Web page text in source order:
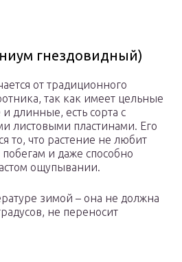
гнездовидный)
от традиционного
так как имеет цельные
длинные, есть сорта с
листовыми пластинами. Его
то, что растение не любит
и даже способно
ощупывании.
зимой – она не должна
не переносит